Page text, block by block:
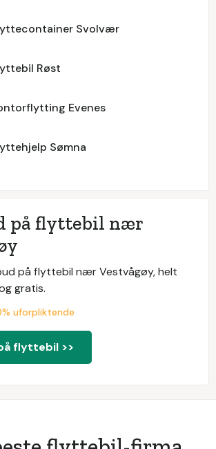
Svolvær
Røst
Evenes
Sømna
på flyttebil nær
på flyttebil nær Vestvågøy, helt
gratis.
uforpliktende
flyttebil >>